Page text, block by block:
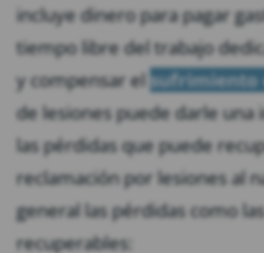
incluye dinero para pagar
tiempo libre del trabajo
y compensar el sufrimiento
de lesiones puede darle una
las pérdidas que puede
reclamación por lesiones al
general las pérdidas como
recuperables: